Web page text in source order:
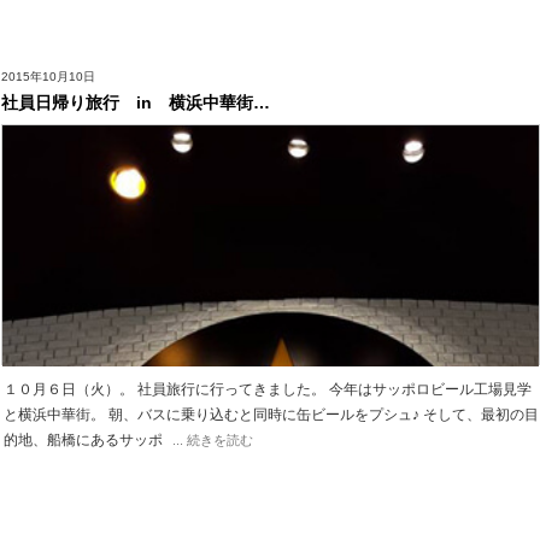
2015年10月10日
社員日帰り旅行 in 横浜中華街…
１０月６日（火）。 社員旅行に行ってきました。 今年はサッポロビール工場見学
と横浜中華街。 朝、バスに乗り込むと同時に缶ビールをプシュ♪ そして、最初の目
的地、船橋にあるサッポ
... 続きを読む